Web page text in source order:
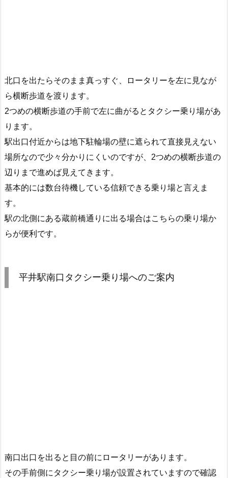
北口を出たらそのまま真っすぐ、ロータリーを左に見なが
ら横断歩道を渡ります。
2つめの横断歩道の手前で左に曲がるとタクシー乗り場があ
ります。
駅出口付近からは地下駐輪場の壁に遮られて直接見えない
場所なので少々分かりにくいのですが、2つめの横断歩道の
辺りまで進めば見えてきます。
基本的には数台待機している信頼できる乗り場と言えま
す。
駅の北側にある蔵前橋通りに出る場合はこちらの乗り場か
らが便利です。
平井駅南口タクシー乗り場へのご案内
南口出口を出ると目の前にロータリーがあります。
その手前側にタクシー乗り場が設置されていますので確認